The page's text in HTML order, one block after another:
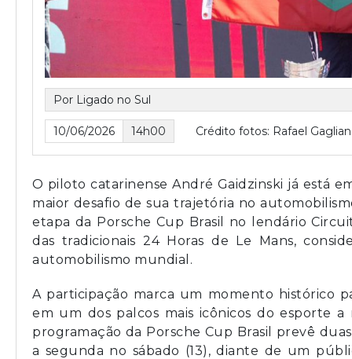
Por Ligado no Sul
10/06/2026 14h00 Crédito fotos: Rafael
O piloto catarinense André Gaidzinski já está
maior desafio de sua trajetória no
etapa da Porsche Cup Brasil no lendário
das tradicionais 24 Horas de Le Mans,
automobilismo mundial.
A participação marca um momento histórico
em um dos palcos mais icônicos do esporte
programação da Porsche Cup Brasil prevê
a segunda no sábado (13), diante de um